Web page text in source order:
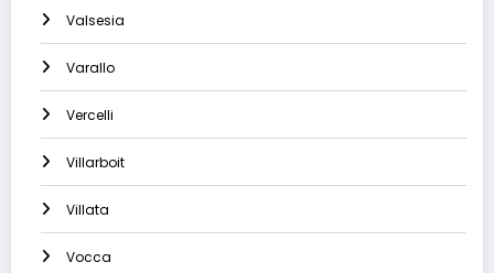
Valsesia
Varallo
Vercelli
Villarboit
Villata
Vocca